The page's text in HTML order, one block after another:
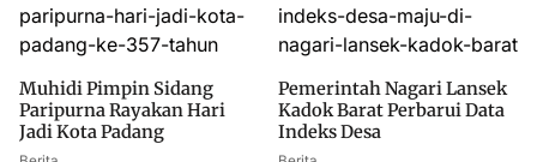
Muhidi Pimpin Sidang
Paripurna Rayakan Hari
Jadi Kota Padang
Pemerintah Nagari Lansek
Kadok Barat Perbarui Data
Indeks Desa